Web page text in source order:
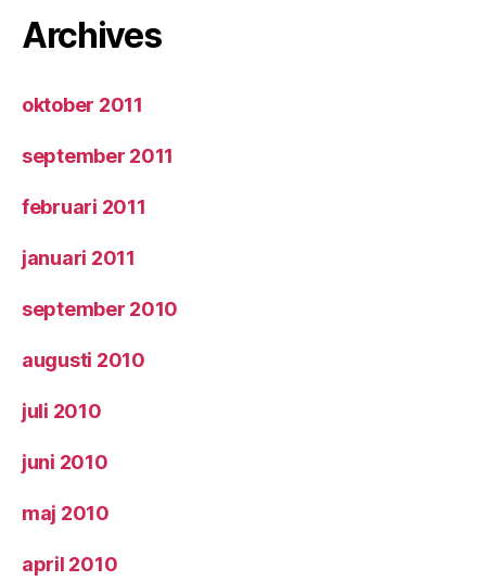
Archives
oktober 2011
september 2011
februari 2011
januari 2011
september 2010
augusti 2010
juli 2010
juni 2010
maj 2010
april 2010